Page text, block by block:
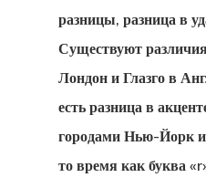
разницы, разница в
Существуют
Лондон и Глазго в
есть разница в
городами Нью-Йорк
то время как буква